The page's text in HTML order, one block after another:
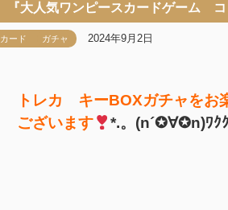
『大人気ワンピースカードゲーム
カード ガチャ 2024年9月2日
トレカ キーBOXガチャをお
ございます
*.。(n´✪∀✪n)ﾜｸｸ